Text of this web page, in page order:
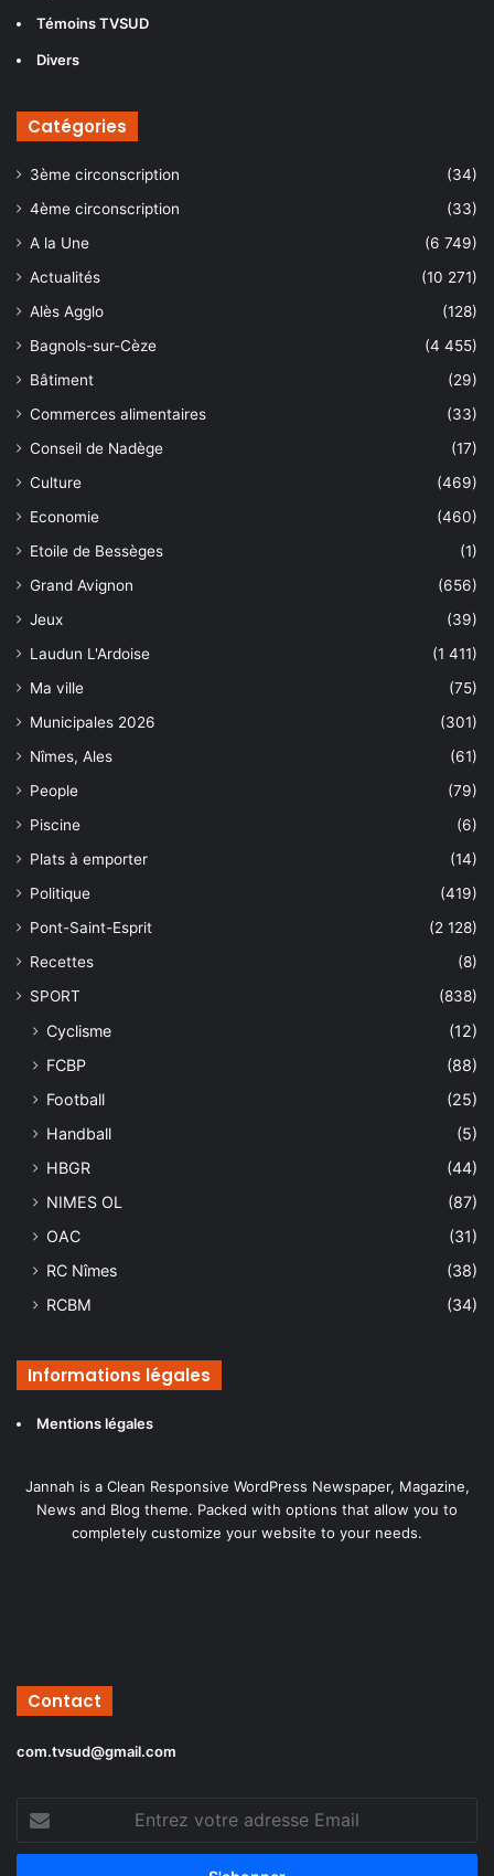
Témoins TVSUD
Divers
Catégories
3ème circonscription
(34)
4ème circonscription
(33)
A la Une
(6 749)
Actualités
(10 271)
Alès Agglo
(128)
Bagnols-sur-Cèze
(4 455)
Bâtiment
(29)
Commerces alimentaires
(33)
Conseil de Nadège
(17)
Culture
(469)
Economie
(460)
Etoile de Bessèges
(1)
Grand Avignon
(656)
Jeux
(39)
Laudun L'Ardoise
(1 411)
Ma ville
(75)
Municipales 2026
(301)
Nîmes, Ales
(61)
People
(79)
Piscine
(6)
Plats à emporter
(14)
Politique
(419)
Pont-Saint-Esprit
(2 128)
Recettes
(8)
SPORT
(838)
Cyclisme
(12)
FCBP
(88)
Football
(25)
Handball
(5)
HBGR
(44)
NIMES OL
(87)
OAC
(31)
RC Nîmes
(38)
RCBM
(34)
Informations légales
Mentions légales
Jannah is a Clean Responsive WordPress Newspaper, Magazine,
News and Blog theme. Packed with options that allow you to
completely customize your website to your needs.
Contact
com.tvsud@gmail.com
votre
adresse